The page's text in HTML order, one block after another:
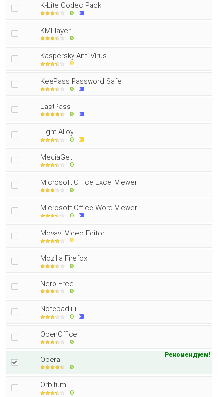
K-Lite Codec Pack
KMPlayer
Kaspersky Anti-Virus
KeePass Password Safe
LastPass
Light Alloy
MediaGet
Microsoft Office Excel Viewer
Microsoft Office Word Viewer
Movavi Video Editor
Mozilla Firefox
Nero Free
Notepad++
OpenOffice
Opera
Рекомендуем!
Orbitum